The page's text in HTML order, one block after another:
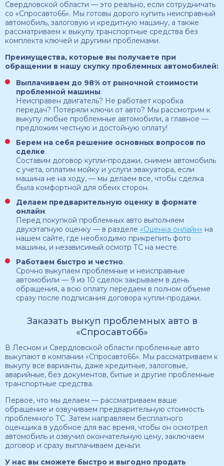
Свердловской области — это реально, если сотрудничать
со «Спросавто66». Мы готовы дорого купить неисправный
автомобиль, залоговую и кредитную машину, а также
рассматриваем к выкупу транспортные средства без
комплекта ключей и другими проблемами.
Преимущества, которые вы получаете при
обращении в нашу скупку проблемных автомобилей:
Выплачиваем до 98% от рыночной стоимости
проблемной машины.
Неисправен двигатель? Не работает коробка
передач? Потеряли ключи от авто? Мы рассмотрим к
выкупу любые проблемные автомобили, а главное —
предложим честную и достойную оплату!
Берем на себя решение основных вопросов по
сделке.
Составим договор купли-продажи, снимем автомобиль
с учета, оплатим мойку и услуги эвакуатора, если
машина не на ходу, — мы делаем все, чтобы сделка
была комфортной для обеих сторон.
Делаем предварительную оценку в формате
онлайн.
Перед покупкой проблемных авто выполняем
двухэтапную оценку — в разделе «Оценка онлайн» на
нашем сайте, где необходимо прикрепить фото
машины, и независимый осмотр ТС на месте.
Работаем быстро и честно.
Срочно выкупаем проблемные и неисправные
автомобили — 9 из 10 сделок закрываем в день
обращения, а всю оплату передаем в полном объеме
сразу после подписания договора купли-продажи.
Заказать выкуп проблемных авто в
«Спросавто66»
В Лесном и Свердловской области проблемные авто
выкупают в компании «Спросавто66». Мы рассматриваем к
выкупу все варианты, даже кредитные, залоговые,
аварийные, без документов, битые и другие проблемные
транспортные средства.
Первое, что мы делаем — рассматриваем ваше
обращение и озвучиваем предварительную стоимость
проблемного ТС. Затем направляем бесплатного
оценщика в удобное для вас время, чтобы он осмотрел
автомобиль и озвучил окончательную цену, заключаем
договор и сразу выплачиваем деньги.
У нас вы сможете быстро и выгодно продать